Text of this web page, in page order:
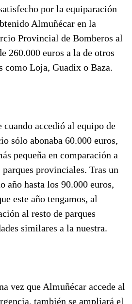
por la equiparación
Almuñécar en la
Provincial de Bomberos al
260.000 euros a la de otros
como Loja, Guadix o Baza.
cuando accedió al equipo de
sólo abonaba 60.000 euros,
pequeña en comparación a
provinciales. Tras un
año hasta los 90.000 euros,
este año tengamos, al
al resto de parques
similares a la nuestra.
vez que Almuñécar accede al
también se ampliará el